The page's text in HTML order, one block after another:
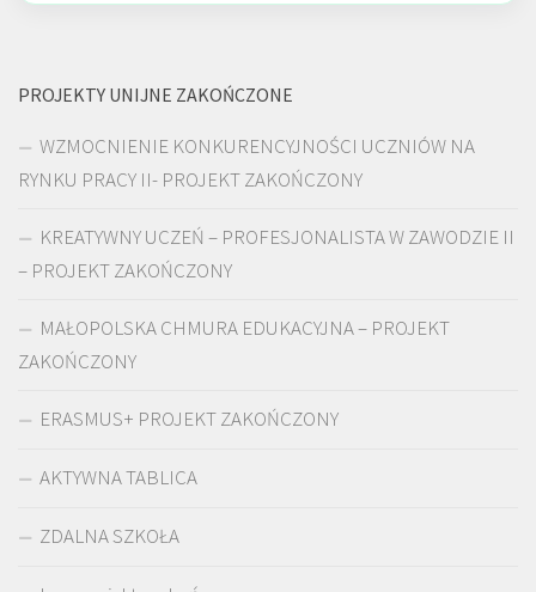
PROJEKTY UNIJNE ZAKOŃCZONE
WZMOCNIENIE KONKURENCYJNOŚCI UCZNIÓW NA
RYNKU PRACY II- PROJEKT ZAKOŃCZONY
KREATYWNY UCZEŃ – PROFESJONALISTA W ZAWODZIE II
– PROJEKT ZAKOŃCZONY
MAŁOPOLSKA CHMURA EDUKACYJNA – PROJEKT
ZAKOŃCZONY
ERASMUS+ PROJEKT ZAKOŃCZONY
AKTYWNA TABLICA
ZDALNA SZKOŁA